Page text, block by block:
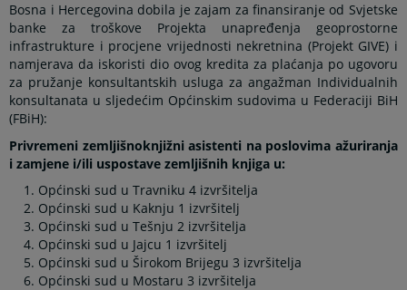
Bosna i Hercegovina dobila je zajam za finansiranje od Svjetske
banke za troškove Projekta unapređenja geoprostorne
infrastrukture i procjene vrijednosti nekretnina (Projekt GIVE) i
namjerava da iskoristi dio ovog kredita za plaćanja po ugovoru
za pružanje konsultantskih usluga za angažman Individualnih
konsultanata u sljedećim Općinskim sudovima u Federaciji BiH
(FBiH):
Privremeni zemljišnoknjižni asistenti na poslovima ažuriranja
i zamjene i/ili uspostave zemljišnih knjiga u:
Općinski sud u Travniku 4 izvršitelja
Općinski sud u Kaknju 1 izvršitelj
Općinski sud u Tešnju 2 izvršitelja
Općinski sud u Jajcu 1 izvršitelj
Općinski sud u Širokom Brijegu 3 izvršitelja
Općinski sud u Mostaru 3 izvršitelja